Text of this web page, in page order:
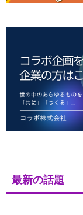
最新の話題